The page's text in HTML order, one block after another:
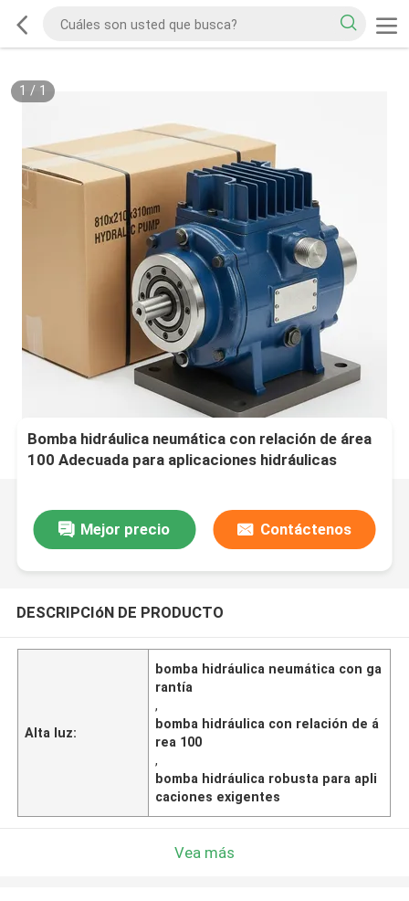
1 / 1
Bomba hidráulica neumática con relación de área
100 Adecuada para aplicaciones hidráulicas
Mejor precio Contáctenos
DESCRIPCIóN DE PRODUCTO
Alta luz:
bomba hidráulica neumática con ga
rantía
,
bomba hidráulica con relación de á
rea 100
,
bomba hidráulica robusta para apli
caciones exigentes
Vea más